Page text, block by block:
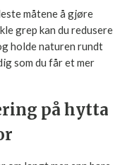
grep kan du
og holde
– samtidig som
på
tror